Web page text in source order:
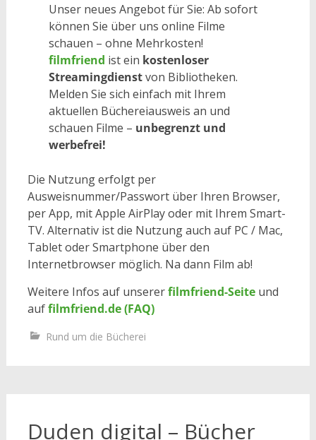
Unser neues Angebot für Sie: Ab sofort
können Sie über uns online Filme
schauen – ohne Mehrkosten!
filmfriend ist ein kostenloser
Streamingdienstvon Bibliotheken.
Melden Sie sich einfach mit Ihrem
aktuellen Büchereiausweis an und
schauen Filme – unbegrenzt und
werbefrei!
Die Nutzung erfolgt per
Ausweisnummer/Passwort über Ihren Browser,
per App, mit Apple AirPlay oder mit Ihrem Smart-
TV. Alternativ ist die Nutzung auch auf PC / Mac,
Tablet oder Smartphone über den
Internetbrowser möglich. Na dann Film ab!
Weitere Infos auf unsererfilmfriend-Seiteund
auffilmfriend.de (FAQ)
Rund um die Bücherei
Duden digital – Bücher